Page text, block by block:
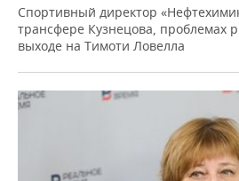
Спортивный директор
трансфере Кузнецова, проблемах
выходе на Тимоти Ловелла